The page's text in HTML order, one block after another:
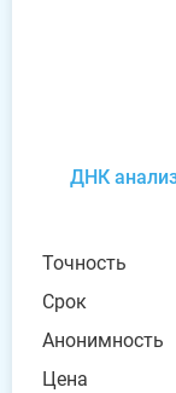
ДНК
Точность
Срок
Анонимность
Цена